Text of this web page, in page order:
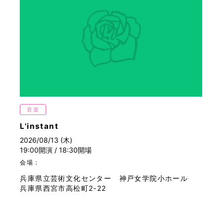
音楽
L'instant
2026/08/13 (木)
19:00開演 / 18:30開場
会場：
兵庫県立芸術文化センター 神戸女学院小ホール
兵庫県西宮市高松町2-22